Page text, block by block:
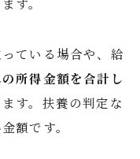
ている場合や、給
所得金額を合計し
す。扶養の判定な
額です。